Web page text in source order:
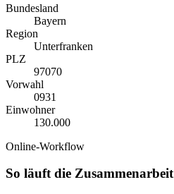
Bundesland
Bayern
Region
Unterfranken
PLZ
97070
Vorwahl
0931
Einwohner
130.000
Online-Workflow
So läuft die Zusammenarbeit